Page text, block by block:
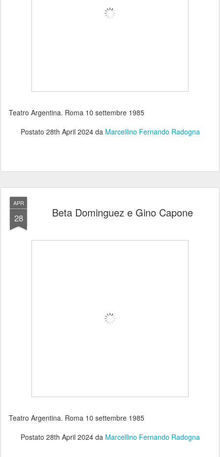
Teatro Argentina. Roma 10 settembre 1985
Postato 28th April 2024da Marcellino Fernando Radogna
APR
28 Beta Dominguez e Gino Capone
Teatro Argentina. Roma 10 settembre 1985
Postato 28th April 2024da Marcellino Fernando Radogna